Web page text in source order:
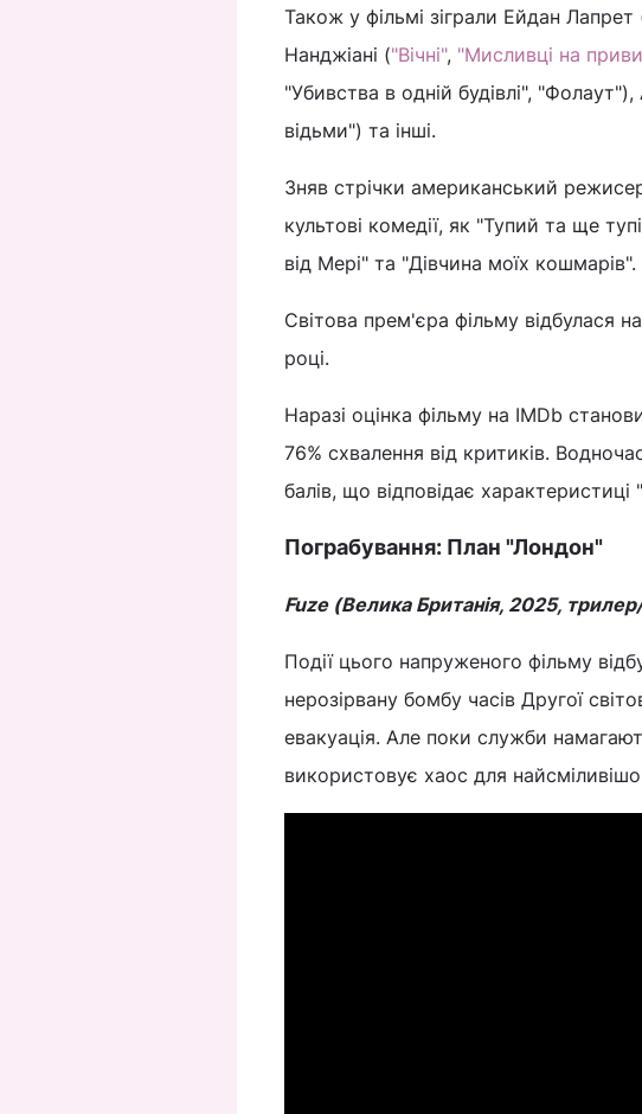
Також у фільмі зіграли Ейдан
Нанджіані ("Вічні", "Мисливці на
"Убивства в одній будівлі",
відьми") та інші.
Зняв стрічки американський
культові комедії, як "Тупий та ще
від Мері" та "Дівчина моїх кошмарів".
Світова прем'єра фільму відбулася
році.
Наразі оцінка фільму на IMDb
76% схвалення від критиків.
балів, що відповідає характеристиці
Пограбування: План "Лондон"
Fuze (Велика Британія, 2025,
Події цього напруженого фільму
нерозірвану бомбу часів Другої
евакуація. Але поки служби
використовує хаос для